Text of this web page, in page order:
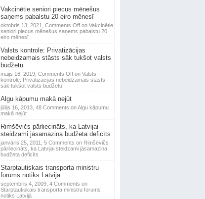
Vakcinētie seniori piecus mēnešus
saņems pabalstu 20 eiro mēnesī
oktobris 13, 2021, Comments Offon Vakcinētie
seniori piecus mēnešus saņems pabalstu 20
eiro mēnesī
Valsts kontrole: Privatizācijas
nebeidzamais stāsts sāk tukšot valsts
budžetu
maijs 16, 2019, Comments Offon Valsts
kontrole: Privatizācijas nebeidzamais stāsts
sāk tukšot valsts budžetu
Algu kāpumu makā nejūt
jūlijs 16, 2013, 48 Comments on Algu kāpumu
makā nejūt
Rimšēvičs pārliecināts, ka Latvijai
steidzami jāsamazina budžeta deficīts
janvāris 25, 2011, 5 Comments on Rimšēvičs
pārliecināts, ka Latvijai steidzami jāsamazina
budžeta deficīts
Starptautiskais transporta ministru
forums notiks Latvijā
septembris 4, 2009, 4 Comments on
Starptautiskais transporta ministru forums
notiks Latvijā